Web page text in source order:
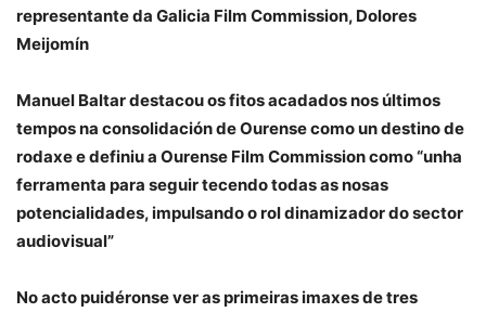
representante da Galicia Film Commission, Dolores
Meijomín
Manuel Baltar destacou os fitos acadados nos últimos
tempos na consolidación de Ourense como un destino de
rodaxe e definiu a Ourense Film Commission como “unha
ferramenta para seguir tecendo todas as nosas
potencialidades, impulsando o rol dinamizador do sector
audiovisual”
No acto puidéronse ver as primeiras imaxes de tres